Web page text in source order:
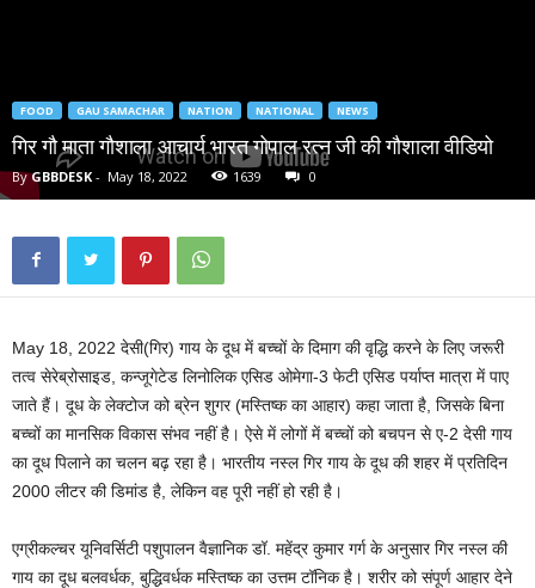
FOOD GAU SAMACHAR NATION NATIONAL NEWS
गिर गौ माता गौशाला आचार्य भारत गोपाल रत्न जी की गौशाला वीडियो
By GBBDESK - May 18, 2022 1639 0
May 18, 2022 देसी(गिर) गाय के दूध में बच्चों के दिमाग की वृद्धि करने के लिए जरूरी
तत्व सेरेब्रोसाइड, कन्जूगेटेड लिनोलिक एसिड ओमेगा-3 फेटी एसिड पर्याप्त मात्रा में पाए
जाते हैं। दूध के लेक्टोज को ब्रेन शुगर (मस्तिष्क का आहार) कहा जाता है, जिसके बिना
बच्चों का मानसिक विकास संभव नहीं है। ऐसे में लोगों में बच्चों को बचपन से ए-2 देसी गाय
का दूध पिलाने का चलन बढ़ रहा है। भारतीय नस्ल गिर गाय के दूध की शहर में प्रतिदिन
2000 लीटर की डिमांड है, लेकिन वह पूरी नहीं हो रही है।
एग्रीकल्चर यूनिवर्सिटी पशुपालन वैज्ञानिक डॉ. महेंद्र कुमार गर्ग के अनुसार गिर नस्ल की
गाय का दूध बलवर्धक, बुद्धिवर्धक मस्तिष्क का उत्तम टॉनिक है। शरीर को संपूर्ण आहार देने